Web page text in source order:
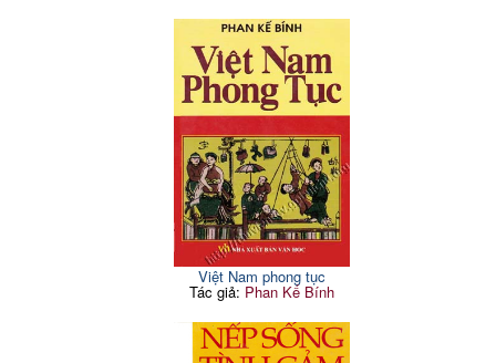
Việt Nam phong tục
Tác giả: Phan Kế Bính